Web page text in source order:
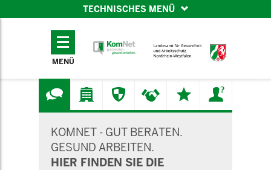
TECHNISCHES MENÜ
TECHNISCHES
MENÜ
KOMNET - GUT BERATEN.
GESUND ARBEITEN.
HIER FINDEN SIE DIE